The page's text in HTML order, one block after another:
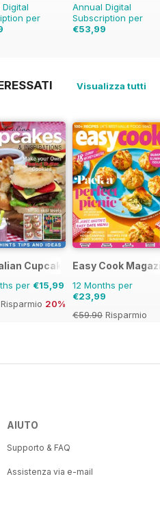
per
Annual Digital
Subscription per
€53,99
Visualizza tutti
Cupcakes and Inspirations
per €15,99
Risparmio 20%
Easy Cook
12 Months per
€23,99
€59.90 Risparmio
AIUTO
Supporto & FAQ
Assistenza via e-mail